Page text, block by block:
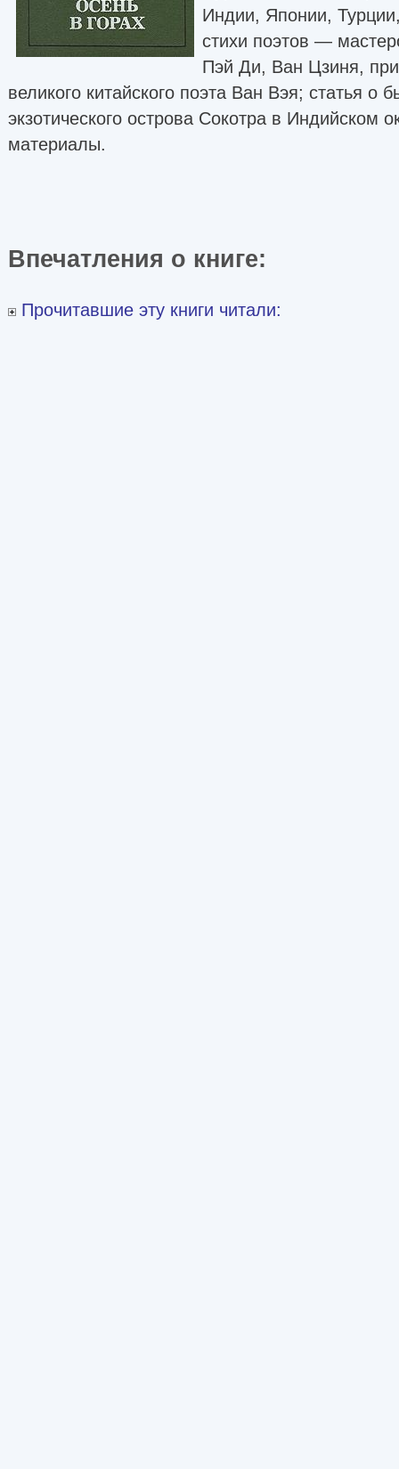
Индии, Японии,
стихи поэтов —
Пэй Ди, Ван Цзиня,
великого китайского поэта Ван Вэя; статья о
экзотического острова Сокотра в Индийском
материалы.
Впечатления о книге:
Прочитавшие эту книги читали: